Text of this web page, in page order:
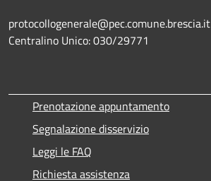
protocollogenerale@pec.comune.brescia.it
Centralino Unico: 030/29771
Prenotazione appuntamento
Segnalazione disservizio
Leggi le FAQ
Richiesta assistenza